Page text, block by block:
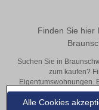
Alle Cookies
Finden Sie hier
Suchen Sie in
zum kaufen?
Eigentumswohnungen.
– hier finden Sie Ihre